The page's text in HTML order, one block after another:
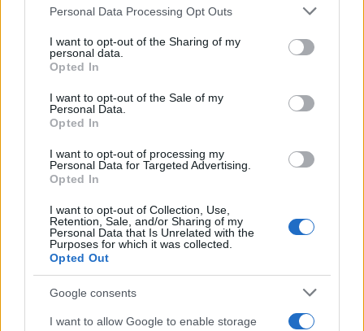
Please note that this website/app uses one or more Google
not limited to your visit or usage behaviour. You may click to
grant or deny consent to Google and its third-party tags to
use your data for below specified purposes in below Google
consent section.
Personal Data Processing Opt Outs
I want to opt-out of the Sharing of my
personal data.
Opted In
I want to opt-out of the Sale of my
Personal Data.
Opted In
I want to opt-out of processing my
Personal Data for Targeted Advertising.
Opted In
I want to opt-out of Collection, Use,
Retention, Sale, and/or Sharing of my
Personal Data that Is Unrelated with the
Purposes for which it was collected.
Opted Out
Google consents
I want to allow Google to enable storage
Η ΣΤΗΛΗ ΜΑΣ